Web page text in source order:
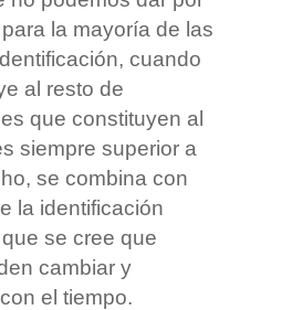
la mayoría de las
cuando
al resto de
que constituyen al
siempre superior a
se combina con
la identificación
se cree que
cambiar y
el tiempo.